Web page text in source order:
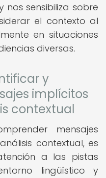
nos sensibiliza sobre
el contexto al
en situaciones
diversas.
y
implícitos
contextual
mensajes
contextual, es
a las pistas
lingüístico y